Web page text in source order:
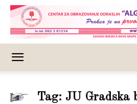
Tag: JU Gradska